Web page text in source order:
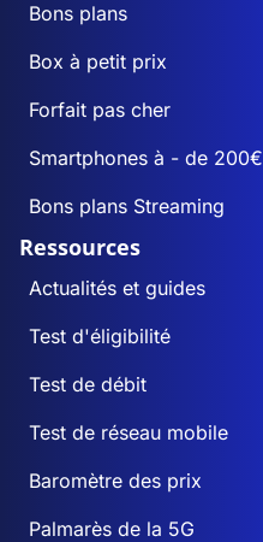
Bons plans
Box à petit prix
Forfait pas cher
Smartphones à - de 200€
Bons plans Streaming
Ressources
Actualités et guides
Test d'éligibilité
Test de débit
Test de réseau mobile
Baromètre des prix
Palmarès de la 5G